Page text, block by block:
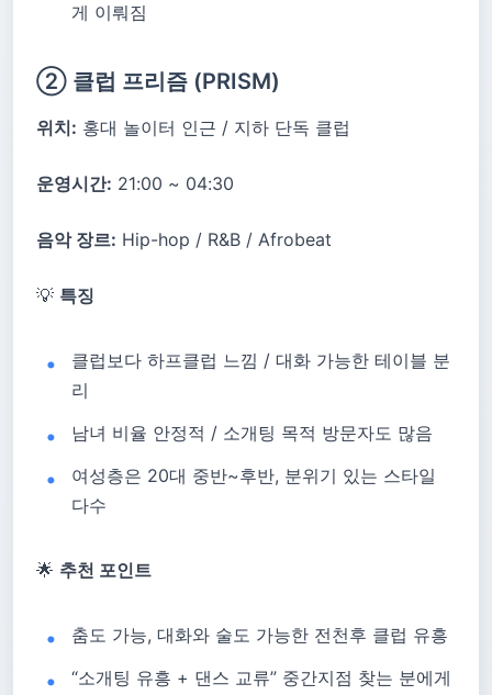
게 이뤄짐
② 클럽 프리즘 (PRISM)
위치: 홍대 놀이터 인근 / 지하 단독 클럽
운영시간: 21:00 ~ 04:30
음악 장르: Hip-hop / R&B / Afrobeat
💡 특징
클럽보다 하프클럽 느낌 / 대화 가능한 테이블 분
리
남녀 비율 안정적 / 소개팅 목적 방문자도 많음
여성층은 20대 중반~후반, 분위기 있는 스타일
다수
🌟 추천 포인트
춤도 가능, 대화와 술도 가능한 전천후 클럽 유흥
“소개팅 유흥 + 댄스 교류” 중간지점 찾는 분에게